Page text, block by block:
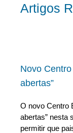
Artigos
Novo
abertas”
O novo Centro
abertas” nesta
permitir que